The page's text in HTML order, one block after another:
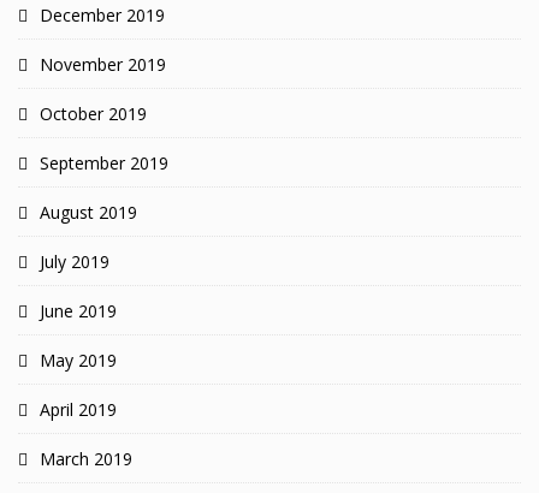
December 2019
November 2019
October 2019
September 2019
August 2019
July 2019
June 2019
May 2019
April 2019
March 2019